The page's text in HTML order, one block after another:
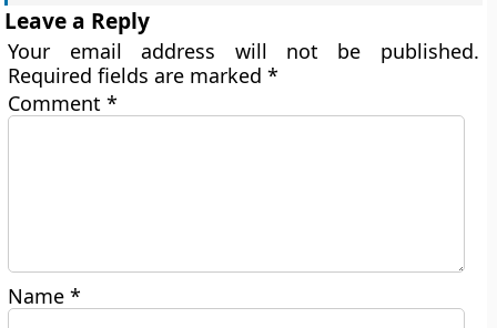
Leave a Reply
Your email address will not be published.
Required fields are marked*
Comment*
Name*